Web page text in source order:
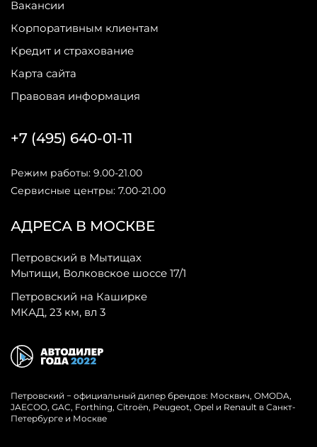
Вакансии
Корпоративным клиентам
Кредит и страхование
Карта сайта
Правовая информация
АДРЕСА В МОСКВЕ
Петровский в Мытищах
Мытищи, Волковское шоссе 17/1
Петровский на Каширке
МКАД, 23 км, вл 3
+7 (495) 640-01-11
Режим работы: 9.00-21.00
Сервисные центры: 7.00-21.00
Петровский − официальный дилер брендов: Москвич, OMODA,
JAECOO, GAC, Forthing, Citroёn, Peugeot, Opel и Renault в Санкт-
Петербурге и Москве